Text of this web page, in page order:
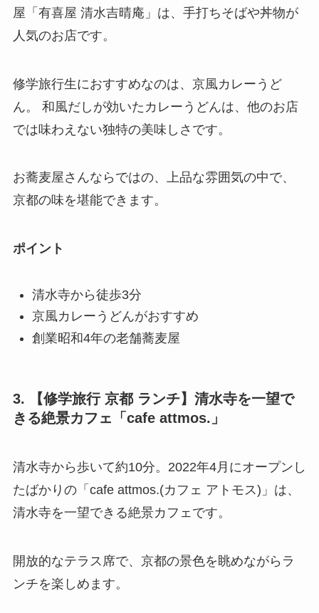
屋「有喜屋 清水吉晴庵」は、手打ちそばや丼物が
人気のお店です。
修学旅行生におすすめなのは、京風カレーうど
ん。 和風だしが効いたカレーうどんは、他のお店
では味わえない独特の美味しさです。
お蕎麦屋さんならではの、上品な雰囲気の中で、
京都の味を堪能できます。
ポイント
清水寺から徒歩3分
京風カレーうどんがおすすめ
創業昭和4年の老舗蕎麦屋
3. 【修学旅行 京都 ランチ】清水寺を一望で
きる絶景カフェ「cafe attmos.」
清水寺から歩いて約10分。2022年4月にオープンし
たばかりの「cafe attmos.(カフェ アトモス)」は、
清水寺を一望できる絶景カフェです。
開放的なテラス席で、京都の景色を眺めながらラ
ンチを楽しめます。